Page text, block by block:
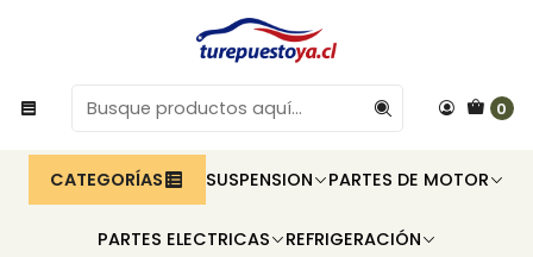
0
CATEGORÍAS SUSPENSION PARTES DE MOTOR
PARTES ELECTRICAS REFRIGERACIÓN